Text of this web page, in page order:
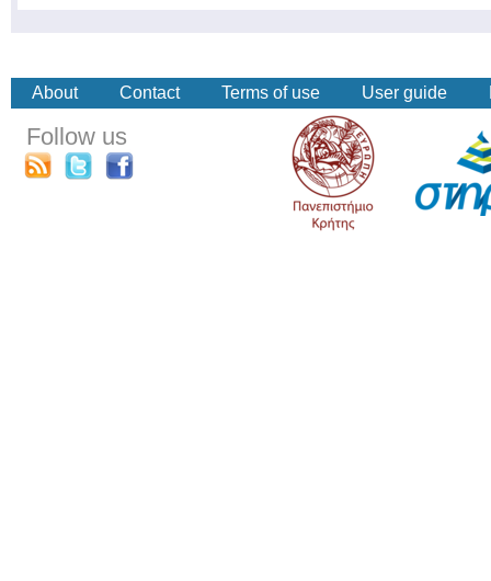
About Contact Terms of use User guide
Follow us